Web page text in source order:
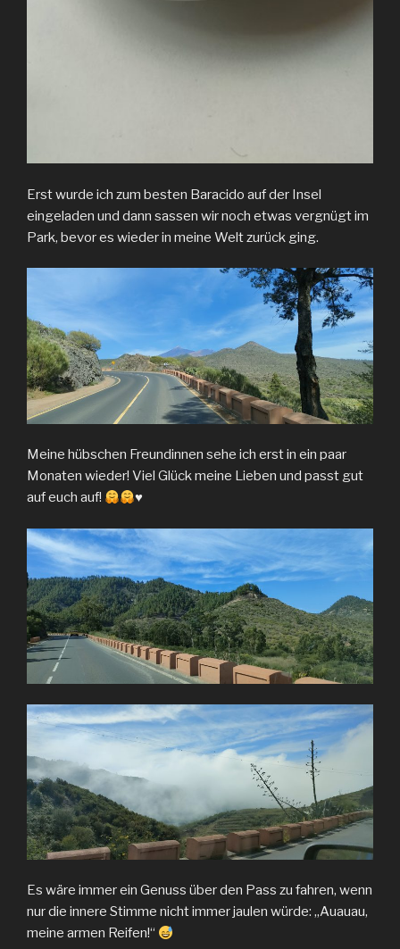
Erst wurde ich zum besten Baracido auf der Insel
eingeladen und dann sassen wir noch etwas vergnügt im
Park, bevor es wieder in meine Welt zurück ging.
Meine hübschen Freundinnen sehe ich erst in ein paar
Monaten wieder! Viel Glück meine Lieben und passt gut
auf euch auf!
♥️
Es wäre immer ein Genuss über den Pass zu fahren, wenn
nur die innere Stimme nicht immer jaulen würde: „Auauau,
meine armen Reifen!“